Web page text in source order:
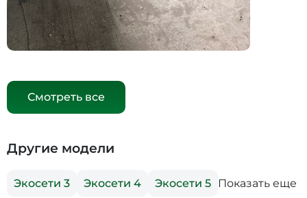
Смотреть все
Другие модели
Экосети 3 Экосети 4 Экосети 5 Показать еще